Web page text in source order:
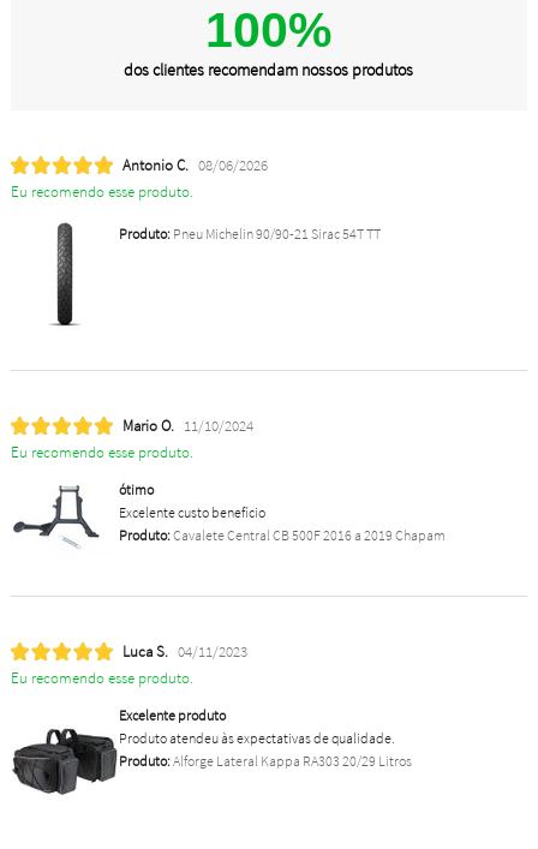
100%
dos clientes recomendam nossos produtos
Antonio C. 08/06/2026
Eu recomendo esse produto.
Produto:Pneu Michelin 90/90-21 Sirac 54T TT
Mario O. 11/10/2024
Eu recomendo esse produto.
ótimo
Excelente custo benefício
Produto:Cavalete Central CB 500F 2016 a 2019 Chapam
Luca S. 04/11/2023
Eu recomendo esse produto.
Excelente produto
Produto atendeu às expectativas de qualidade.
Produto:Alforge Lateral Kappa RA303 20/29 Litros